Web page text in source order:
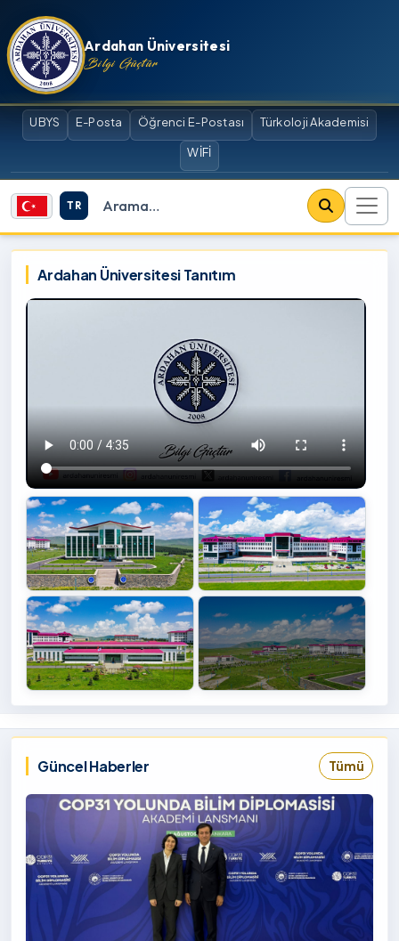
İçeriğe atla
Ardahan Üniversitesi
Bilgi Güçtür
UBYS E-Posta Öğrenci E-Postası Türkoloji Akademisi
WİFİ
TR
Site içi arama
Ardahan Üniversitesi
Ardahan Üniversitesi Tanıtım
İçin
Tıklayınız
Güncel Haberler Tümü